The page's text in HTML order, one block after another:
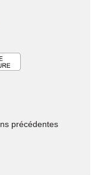
précédentes